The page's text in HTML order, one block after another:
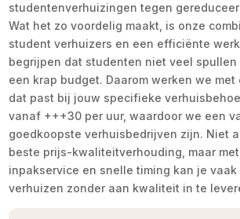
studentenverhuizingen tegen
Wat het zo voordelig maakt, is onze
student verhuizers en een efficiënte
begrijpen dat studenten niet veel spullen
een krap budget. Daarom werken we
dat past bij jouw specifieke
vanaf +++30 per uur, waardoor we een
goedkoopste verhuisbedrijven zijn. Niet
beste prijs-kwaliteitverhouding, maar
inpakservice en snelle timing kan je
verhuizen zonder aan kwaliteit in te